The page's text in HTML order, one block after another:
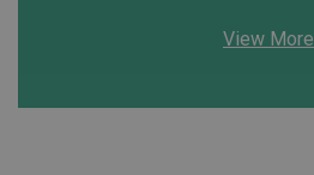
View More